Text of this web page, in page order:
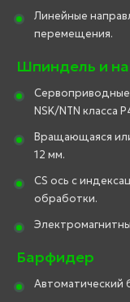
Линейные
перемещения.
Шпиндель и
NSK/NTN класса
Вращающаяся
12 мм.
CS ось с
обработки.
Барфидер
Автоматический